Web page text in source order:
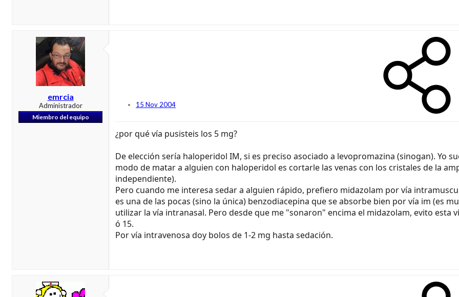
emrcia
Administrador
Miembro del equipo
15 Nov 2004
¿por qué vía pusisteis los 5 mg?
De elección sería haloperidol IM, si es preciso asociado a levopromazina (sinogan). Yo
modo de matar a alguien con haloperidol es cortarle las venas con los cristales de la
independiente).
Pero cuando me interesa sedar a alguien rápido, prefiero midazolam por vía
es una de las pocas (sino la única) benzodiacepina que se absorbe bien por vía im (es
utilizar la vía intranasal. Pero desde que me "sonaron" encima el midazolam, evito esta
ó 15.
Por vía intravenosa doy bolos de 1-2 mg hasta sedación.